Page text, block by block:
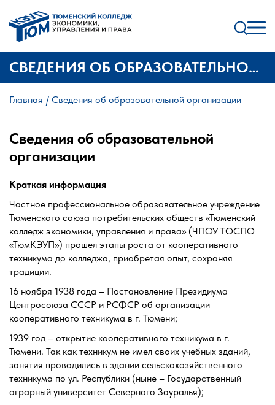
СВЕДЕНИЯ ОБ ОБРАЗОВАТЕЛЬНОЙ
ОРГАНИЗАЦИИ
Главная Сведения об образовательной организации
Сведения об образовательной
организации
Краткая информация
Частное профессиональное образовательное учреждение
Тюменского союза потребительских обществ «Тюменский
колледж экономики, управления и права» (ЧПОУ ТОСПО
«ТюмКЭУП») прошел этапы роста от кооперативного
техникума до колледжа, приобретая опыт, сохраняя
традиции.
16 ноября 1938 года – Постановление Президиума
Центросоюза СССР и РСФСР об организации
кооперативного техникума в г. Тюмени;
1939 год – открытие кооперативного техникума в г.
Тюмени. Так как техникум не имел своих учебных зданий,
занятия проводились в здании сельскохозяйственного
техникума по ул. Республики (ныне – Государственный
аграрный университет Северного Зауралья);